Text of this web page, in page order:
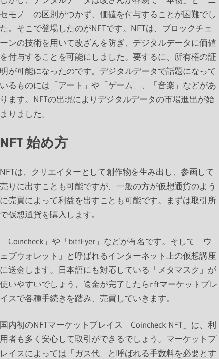
セモノ」の区別がつかず、価値を付与することが困難でし
た。そこで登場したのがNFTです。NFTは、ブロックチェ
ーンの技術を用いて改ざんを防ぎ、デジタルデータに価値
を付与することを可能にしました。要するに、所有権の証
明が可能になったのです。デジタルデータで話題になって
いるものには「アート」や「ゲーム」、「音楽」などがあ
ります。NFTの出現によりデジタルデータの市場進出が始
まりました。
NFT 始め方
NFTは、クリエイターとして創作物を生み出し、参画して
売りに出すことも可能ですが、一般の方が仮想通貨のよう
に売買によって利益を出すことも可能です。まずは取引所
で仮想通貨を購入します。
「Coincheck」や「bitfFyer」などが有名です。そして「ウ
ェブウォレット」と呼ばれるインターネット上の仮想講座
に送金します。日本語にも対応している「メタマスク」が
使いやすいでしょう。送金が完了したらnftマーケットプレ
イスで各種手続きを踏み、売買していきます。
国内初のNFTマーケットプレイス「Coincheck NFT」は、利
用者も多く安心して取引ができるでしょう。マーケットプ
レイスによっては「ガス代」と呼ばれる手数料を必要とす